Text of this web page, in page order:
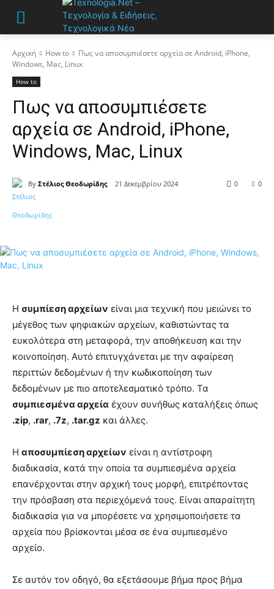
Αρχική How to
Πως να αποσυμπιέσετε αρχεία σε Android, iPhone,
Windows, Mac, Linux
How to
Πως να αποσυμπιέσετε
αρχεία σε Android, iPhone,
Windows, Mac, Linux
By Στέλιος Θεοδωρίδης 21 Δεκεμβρίου 2024 0
0
Η συμπίεση αρχείων είναι μια τεχνική που μειώνει το
μέγεθος των ψηφιακών αρχείων, καθιστώντας τα
ευκολότερα στη μεταφορά, την αποθήκευση και την
κοινοποίηση. Αυτό επιτυγχάνεται με την αφαίρεση
περιττών δεδομένων ή την κωδικοποίηση των
δεδομένων με πιο αποτελεσματικό τρόπο. Τα
συμπιεσμένα αρχεία έχουν συνήθως καταλήξεις όπως
.zip, .rar, .7z, .tar.gz και άλλες.
Η αποσυμπίεση αρχείων είναι η αντίστροφη
διαδικασία, κατά την οποία τα συμπιεσμένα αρχεία
επανέρχονται στην αρχική τους μορφή, επιτρέποντας
την πρόσβαση στα περιεχόμενά τους. Είναι απαραίτητη
διαδικασία για να μπορέσετε να χρησιμοποιήσετε τα
αρχεία που βρίσκονται μέσα σε ένα συμπιεσμένο
αρχείο.
Σε αυτόν τον οδηγό, θα εξετάσουμε βήμα προς βήμα